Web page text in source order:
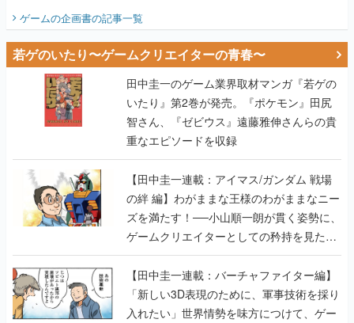
ビュー】
ゲームの企画書の記事一覧
若ゲのいたり〜ゲームクリエイターの青春〜
田中圭一のゲーム業界取材マンガ『若ゲの
いたり』第2巻が発売。『ポケモン』田尻
智さん、『ゼビウス』遠藤雅伸さんらの貴
重なエピソードを収録
【田中圭一連載：アイマス/ガンダム 戦場
の絆 編】わがままな王様のわがままなニー
ズを満たす！──小山順一朗が貫く姿勢に、
ゲームクリエイターとしての矜持を見た
【若ゲのいたり最終回】
【田中圭一連載：バーチャファイター編】
「新しい3D表現のために、軍事技術を採り
入れたい」世界情勢を味方につけて、ゲー